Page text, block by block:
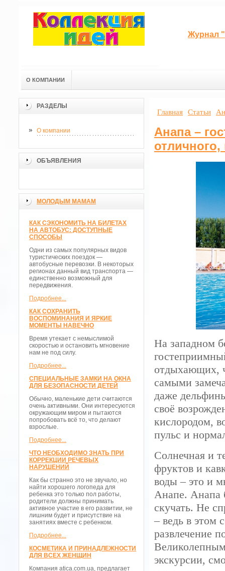
Журнал
О КОМПАНИИ
РАЗДЕЛЫ
О компании
ОБЪЯВЛЕНИЯ
МОЛОДЫМ МАМАМ
КАК СЭКОНОМИТЬ НА БИЛЕТАХ
НА АВТОБУС: ДОСТУПНЫЕ
СПОСОБЫ
Одни из самых популярных видов
туристических поездок —
автобусные перевозки. В некоторых
регионах данный вид транспорта —
единственно возможный для
передвижения.
Подробнее...
КАК СОХРАНИТЬ
ВОСПОМИНАНИЯ И ЯРКИЕ
МОМЕНТЫ НАВЕЧНО
Время утекает с немыслимой
скоростью и остановить мгновение
нам не под силу.
Подробнее...
СПЕЦИАЛЬНЫЕ ЗАМКИ НА ОКНА
ДЛЯ БЕЗОПАСНОСТИ ДЕТЕЙ
Обычно, маленькие дети считаются
очень активными. Они интересуются
окружающим миром и пытаются
попробовать всё то, что делают
взрослые.
Подробнее...
ЧТО НЕОБХОДИМО ЗНАТЬ ПРИ
КОРРЕКЦИИ РЕЧЕВЫХ
НАРУШЕНИЙ
Как бы странно это не звучало, но
найти хорошего логопеда для
ребенка это только пол работы,
родители должны принимать
активное участие в его развитии, не
лишним будет и присутствие на
занятиях вместе с ребенком.
Подробнее...
КОСМЕТИКА И ПРИНАДЛЕЖНОСТИ
ДЛЯ ВСЕХ ЖЕНЩИН
Компания atica.com.ua, предлагает
Главная Статьи
Анапа –
отличного,
На западном
отдыхающих,
самыми
даже
своё
кислородом,
пульс и
Солнечная и
фруктов и
воды – это и
Анапе. Анапа
скучать. Не
– ведь в этом
развлечение
экскурсии,